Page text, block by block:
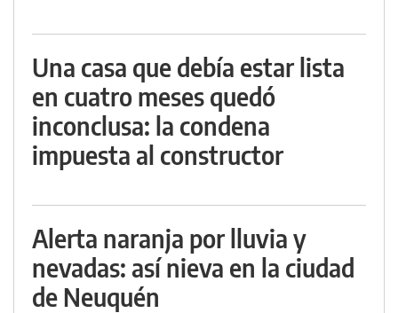
Una casa que debía estar lista
en cuatro meses quedó
inconclusa: la condena
impuesta al constructor
Alerta naranja por lluvia y
nevadas: así nieva en la ciudad
de Neuquén